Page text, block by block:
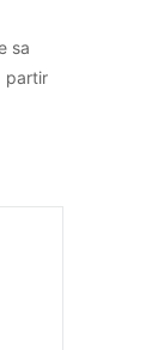
sa
partir